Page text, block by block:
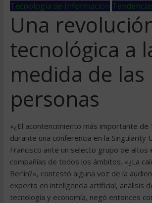
Tecnologia de Informacion
Una
tecnológica a
medida de las
personas
«¿El acontencimiento más importante de
durante una conferencia en la Singularity
Francisco ante un selecto grupo de altos
compañías de todos los ámbitos. «¿La
Berlín?», contestó alguna voz de la
experto en inteligencia artificial, análisis
tecnología y economía, negó entonces